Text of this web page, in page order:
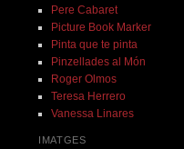
Pere Cabaret
Picture Book Marker
Pinta que te pinta
Pinzellades al Món
Roger Olmos
Teresa Herrero
Vanessa Linares
IMATGES